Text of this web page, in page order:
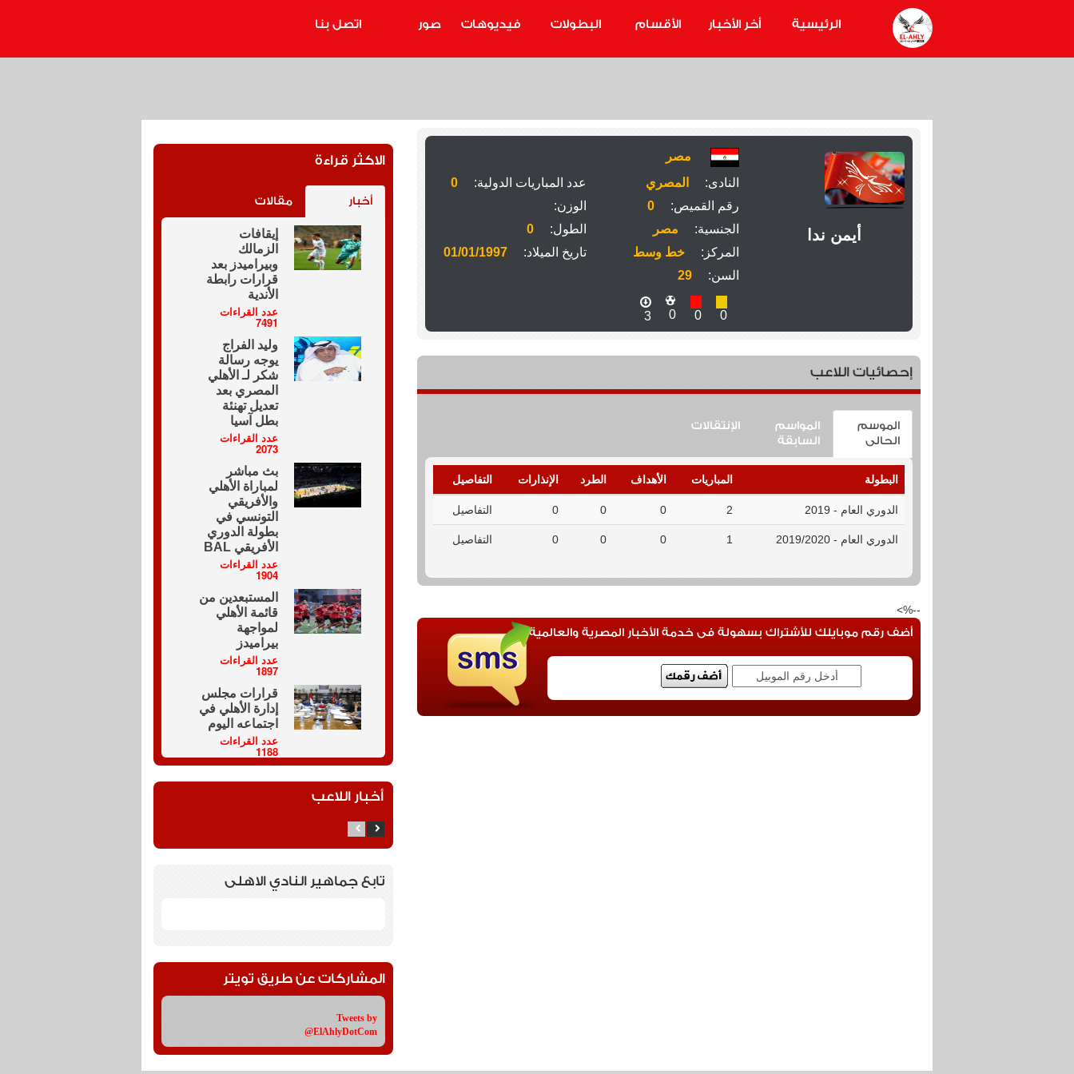
الرئيسية أخر الأخبار الأقسام البطولات فيديوهات صور اتصل بنا
أيمن ندا
مصر
النادى:
المصري عدد المباريات الدولية:
0
رقم القميص:
0
الوزن:
الجنسية:
مصر الطول:
0
المركز:
خط وسط تاريخ الميلاد:
01/01/1997
السن:
29
0
0
0
3
إحصائيات اللاعب
الموسم
الحالى
المواسم
السابقة
الإنتقالات
البطولة المباريات الأهداف الطرد الإنذارات التفاصيل
الدوري العام - 2019 2
0
0
0 التفاصيل
الدوري العام - 2019/2020 1
0
0
0 التفاصيل
--%>
أضف رقم موبايلك للأشتراك بسهولة فى خدمة الأخبار المصرية والعالمية
الاكثر قراءة
أخبار مقالات
إيقافات
الزمالك
وبيراميدز بعد
قرارات رابطة
الأندية
عدد القراءات
7491
وليد الفراج
يوجه رسالة
شكر لـ الأهلي
المصري بعد
تعديل تهنئة
بطل آسيا
عدد القراءات
2073
بث مباشر
لمباراة الأهلي
والأفريقي
التونسي في
بطولة الدوري
الأفريقي BAL
عدد القراءات
1904
المستبعدين من
قائمة الأهلي
لمواجهة
بيراميدز
عدد القراءات
1897
قرارات مجلس
إدارة الأهلي في
اجتماعه اليوم
عدد القراءات
1188
أخبار اللاعب
تابع جماهير النادي الاهلى
المشاركات عن طريق تويتر
Tweets by
@ElAhlyDotCom